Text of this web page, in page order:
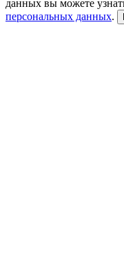
данных вы можете
персональных данных.